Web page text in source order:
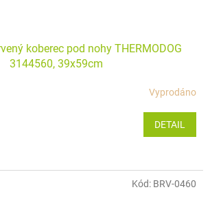
koberec pod nohy THERMODOG
3144560, 39x59cm
Vyprodáno
DETAIL
Kód: BRV-0460